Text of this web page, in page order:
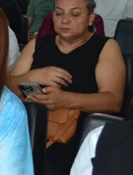
6 DE AGOSTO, 2026